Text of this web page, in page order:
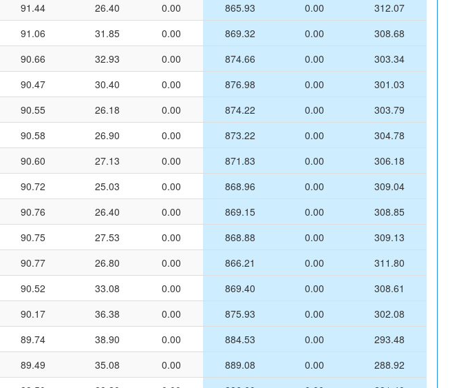
91.44 26.40 0.00 865.93 0.00
312.07
91.06 31.85 0.00 869.32 0.00
308.68
90.66 32.93 0.00 874.66 0.00
303.34
90.47 30.40 0.00 876.98 0.00
301.03
90.55 26.18 0.00 874.22 0.00
303.79
90.58 26.90 0.00 873.22 0.00
304.78
90.60 27.13 0.00 871.83 0.00
306.18
90.72 25.03 0.00 868.96 0.00
309.04
90.76 26.40 0.00 869.15 0.00
308.85
90.75 27.53 0.00 868.88 0.00
309.13
90.77 26.80 0.00 866.21 0.00
311.80
90.52 33.08 0.00 869.40 0.00
308.61
90.17 36.38 0.00 875.93 0.00
302.08
89.74 38.90 0.00 884.53 0.00
293.48
89.49 35.08 0.00 889.08 0.00
288.92